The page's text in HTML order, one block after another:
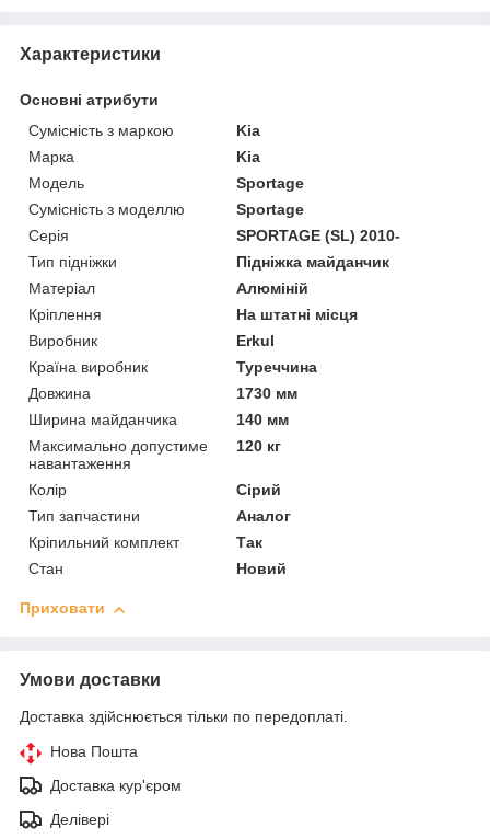
Характеристики
Основні атрибути
Сумісність з маркою
Kia
Марка
Kia
Модель
Sportage
Сумісність з моделлю
Sportage
Серія
SPORTAGE (SL) 2010-
Тип підніжки
Підніжка майданчик
Матеріал
Алюміній
Кріплення
На штатні місця
Виробник
Erkul
Країна виробник
Туреччина
Довжина
1730 мм
Ширина майданчика
140 мм
Максимально допустиме
навантаження
120 кг
Колір
Сірий
Тип запчастини
Аналог
Кріпильний комплект
Так
Стан
Новий
Приховати
Умови доставки
Доставка здійснюється тільки по передоплаті.
Нова Пошта
Доставка кур'єром
Делівері